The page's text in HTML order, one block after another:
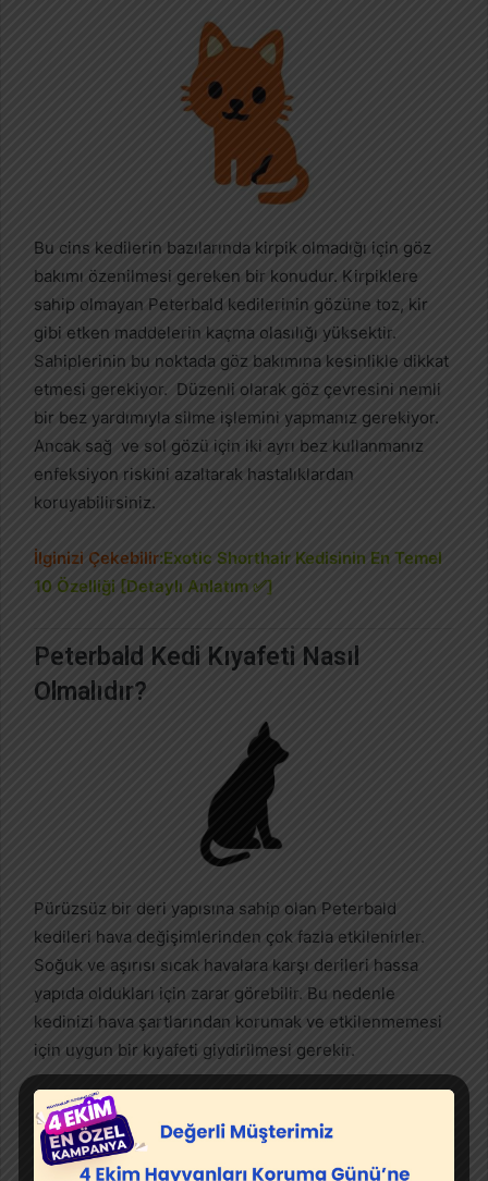
Bu cins kedilerin bazılarında kirpik olmadığı için göz
bakımı özenilmesi gereken bir konudur. Kirpiklere
sahip olmayan Peterbald kedilerinin gözüne toz, kir
gibi etken maddelerin kaçma olasılığı yüksektir.
Sahiplerinin bu noktada göz bakımına kesinlikle dikkat
etmesi gerekiyor. Düzenli olarak göz çevresini nemli
bir bez yardımıyla silme işlemini yapmanız gerekiyor.
Ancak sağ ve sol gözü için iki ayrı bez kullanmanız
enfeksiyon riskini azaltarak hastalıklardan
koruyabilirsiniz.
İlginizi Çekebilir:Exotic Shorthair Kedisinin En Temel
10 Özelliği [Detaylı Anlatım ✅]
Peterbald Kedi Kıyafeti Nasıl
Olmalıdır?
Pürüzsüz bir deri yapısına sahip olan Peterbald
kedileri hava değişimlerinden çok fazla etkilenirler.
Soğuk ve aşırısı sıcak havalara karşı derileri hassa
yapıda oldukları için zarar görebilir. Bu nedenle
kedinizi hava şartlarından korumak ve etkilenmemesi
için uygun bir kıyafeti giydirilmesi gerekir.
Peterbald Kedisi Sağlık
Durumu